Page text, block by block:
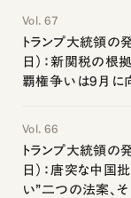
Vol. 67
トランプ大統領の
日）：新関税の根
覇権争いは9月に
Vol. 66
トランプ大統領の
日）：唐突な中国
い”二つの法案、そ